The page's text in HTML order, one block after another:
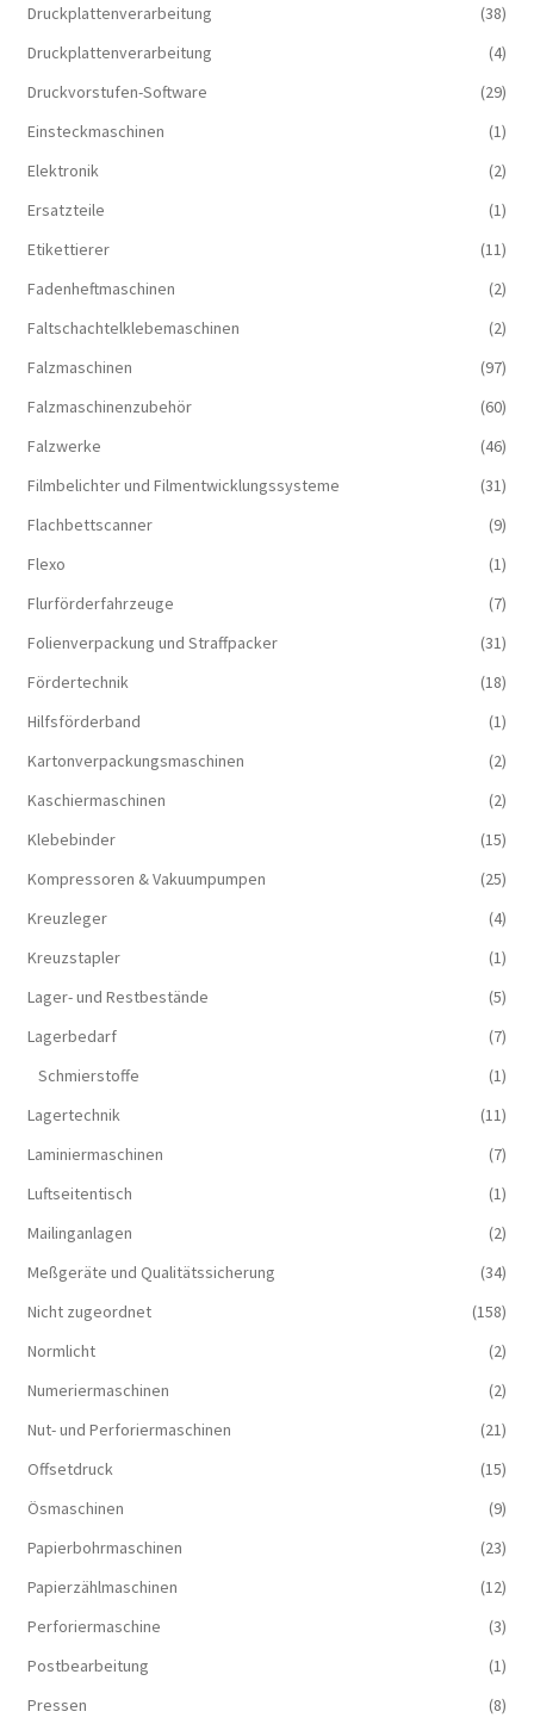
Druckplattenverarbeitung
(38)
Druckplattenverarbeitung
(4)
Druckvorstufen-Software
(29)
Einsteckmaschinen
(1)
Elektronik
(2)
Ersatzteile
(1)
Etikettierer
(11)
Fadenheftmaschinen
(2)
Faltschachtelklebemaschinen
(2)
Falzmaschinen
(97)
Falzmaschinenzubehör
(60)
Falzwerke
(46)
Filmbelichter und Filmentwicklungssysteme
(31)
Flachbettscanner
(9)
Flexo
(1)
Flurförderfahrzeuge
(7)
Folienverpackung und Straffpacker
(31)
Fördertechnik
(18)
Hilfsförderband
(1)
Kartonverpackungsmaschinen
(2)
Kaschiermaschinen
(2)
Klebebinder
(15)
Kompressoren & Vakuum­pumpen
(25)
Kreuzleger
(4)
Kreuzstapler
(1)
Lager- und Restbestände
(5)
Lagerbedarf
(7)
Schmierstoffe
(1)
Lagertechnik
(11)
Laminiermaschinen
(7)
Luftseitentisch
(1)
Mailinganlagen
(2)
Meßgeräte und Qualitätssicherung
(34)
Nicht zugeordnet
(158)
Normlicht
(2)
Numeriermaschinen
(2)
Nut- und Perforiermaschinen
(21)
Offsetdruck
(15)
Ösmaschinen
(9)
Papierbohrmaschinen
(23)
Papierzählmaschinen
(12)
Perforiermaschine
(3)
Postbearbeitung
(1)
Pressen
(8)